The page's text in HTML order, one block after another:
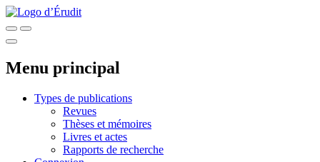
Menu principal
Types de publications
Revues
Thèses et mémoires
Livres et actes
Rapports de recherche